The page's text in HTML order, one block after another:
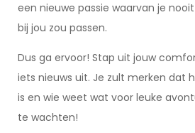
een nieuwe passie waarvan je
bij jou zou passen.
Dus ga ervoor! Stap uit jouw
iets nieuws uit. Je zult merken dat
is en wie weet wat voor leuke
te wachten!